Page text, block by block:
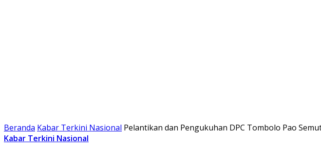
Beranda Kabar Terkini Nasional Pelantikan dan Pengukuhan DPC Tombolo Pao
Kabar Terkini Nasional